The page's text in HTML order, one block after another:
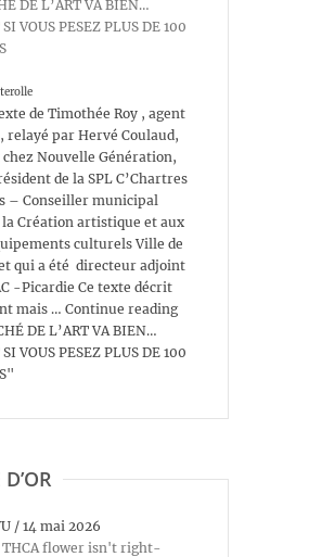
DE L’ART VA BIEN…
VOUS PESEZ PLUS DE 100
de Timothée Roy , agent
relayé par Hervé Coulaud,
Nouvelle Génération,
de la SPL C’Chartres
– Conseiller municipal
la Création artistique et aux
culturels Ville de
qui a été directeur adjoint
-Picardie Ce texte décrit
mais … Continue reading
DE L’ART VA BIEN…
VOUS PESEZ PLUS DE 100
/ 14 mai 2026
flower isn't right-